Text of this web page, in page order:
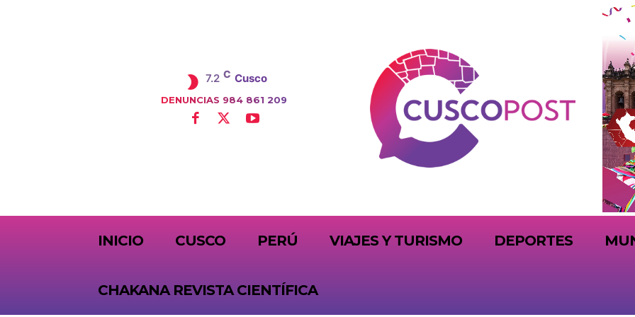
7.2 C Cusco
DENUNCIAS 984 861 209
INICIO CUSCO PERÚ VIAJES Y TURISMO DEPORTES
CHAKANA REVISTA CIENTÍFICA